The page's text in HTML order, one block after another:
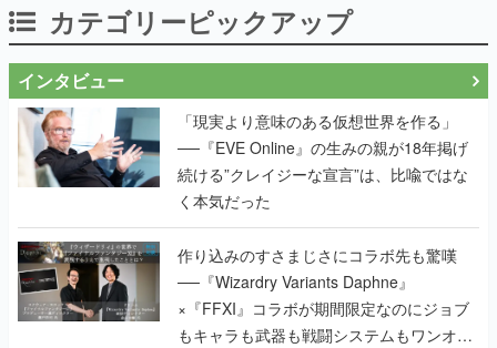
カテゴリーピックアップ
インタビュー
「現実より意味のある仮想世界を作る」
──『EVE Online』の生みの親が18年掲げ
続ける”クレイジーな宣言”は、比喩ではな
く本気だった
作り込みのすさまじさにコラボ先も驚嘆
──『Wizardry Variants Daphne』
×『FFXI』コラボが期間限定なのにジョブ
もキャラも武器も戦闘システムもワンオフ